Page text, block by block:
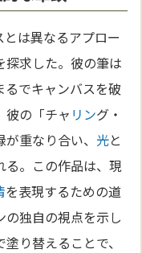
は異なるアプロー
探求した。彼の筆は
るでキャンバスを破
彼の「チャ リング・
重なり合い、 光と
る。この作品は、現
を表現するための道
の独自の視点を示し
塗り替えることで、